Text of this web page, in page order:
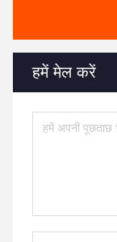
हमें मेल करें